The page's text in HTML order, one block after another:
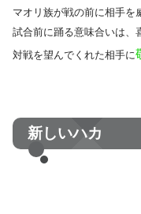
マオリ族が戦の前に相手を
試合前に踊る意味合いは、
対戦を望んでくれた相手に
新しいハカ